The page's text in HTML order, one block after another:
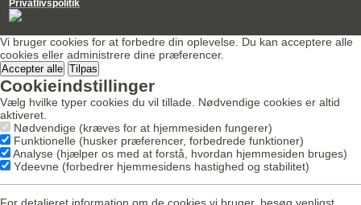
Privatlivspolitik
Vi bruger cookies for at forbedre din oplevelse. Du kan acceptere alle
cookies eller administrere dine præferencer.
Accepter alle Tilpas
Cookieindstillinger
Vælg hvilke typer cookies du vil tillade. Nødvendige cookies er altid
aktiveret.
Nødvendige (kræves for at hjemmesiden fungerer)
Funktionelle (husker præferencer, forbedrede funktioner)
Analyse (hjælper os med at forstå, hvordan hjemmesiden bruges)
Ydeevne (forbedrer hjemmesidens hastighed og stabilitet)